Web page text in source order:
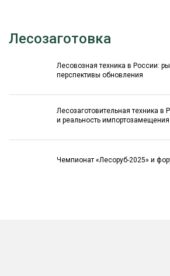
Лесозаготовка
Лесовозная техника в России:
перспективы обновления
Лесозаготовительная техника
и реальность импортозамещения
Чемпионат «Лесоруб-2025» и